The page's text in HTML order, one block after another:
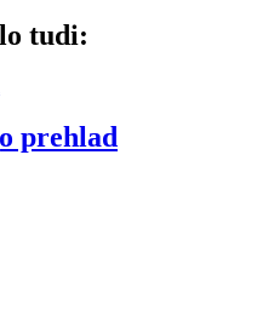
tudi:
prehlad